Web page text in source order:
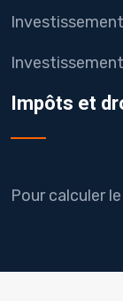
Impôts et
Pour calculer